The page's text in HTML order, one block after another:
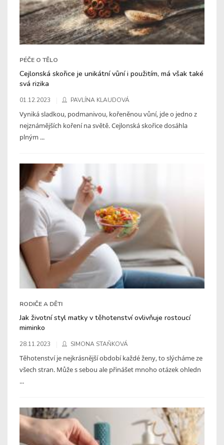
PÉČE O TĚLO
Cejlonská skořice je unikátní vůní i použitím, má však také
svá rizika
01.12.2023 PAVLÍNA KLAUDOVÁ
Vyniká sladkou, podmanivou, kořeněnou vůní, jde o jedno z
nejznámějších koření na světě. Cejlonská skořice dosáhla
plným ...
RODIČE A DĚTI
Jak životní styl matky v těhotenství ovlivňuje rostoucí
miminko
28.11.2023 SIMONA STAŇKOVÁ
Těhotenství je nejkrásnější období každé ženy, to slýcháme ze
všech stran. Může s sebou ale přinášet mnoho otázek ohledn
...